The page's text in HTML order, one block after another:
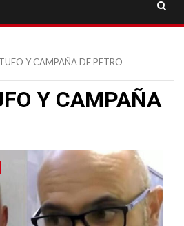
Y CAMPAÑA DE PETRO
Y CAMPAÑA